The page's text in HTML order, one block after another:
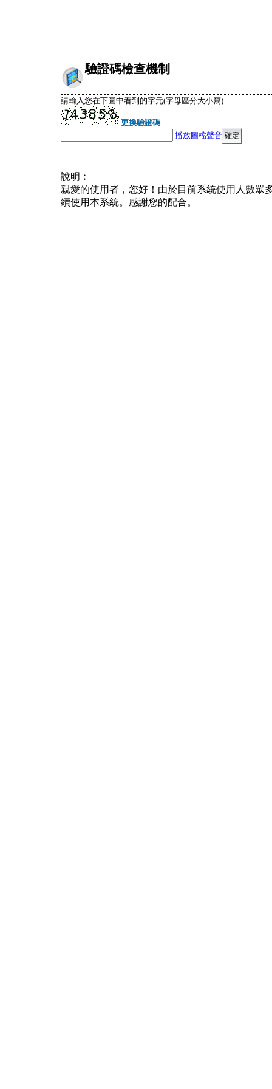
驗證碼檢查機制
請輸入您在下圖中看到的字元(字母區分大小寫)
更換驗證碼
播放圖檔聲音
說明︰
親愛的使用者，您好！由於目前系統使用人數眾
續使用本系統。感謝您的配合。